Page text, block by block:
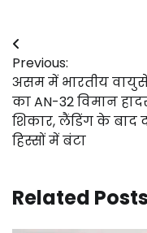
Post
navigation
Previous:
असम में भारतीय
का AN-32 विमान
शिकार, लैंडिंग के बाद
हिस्सों में बंटा
Related